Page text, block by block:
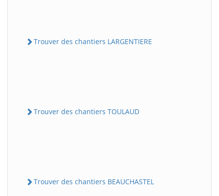
Trouver des chantiers LARGENTIERE
Trouver des chantiers TOULAUD
Trouver des chantiers BEAUCHASTEL